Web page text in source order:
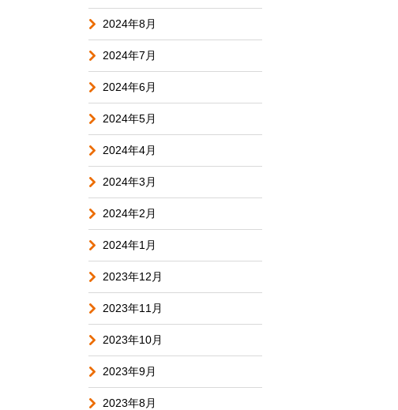
2024年8月
2024年7月
2024年6月
2024年5月
2024年4月
2024年3月
2024年2月
2024年1月
2023年12月
2023年11月
2023年10月
2023年9月
2023年8月